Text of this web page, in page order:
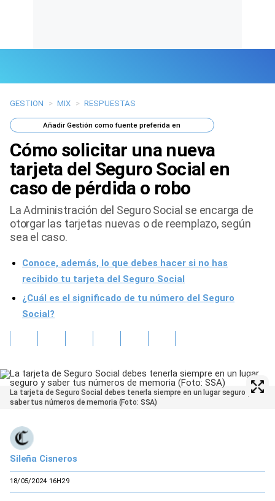
Últimas Noticias
Mi Bolsillo
Respuestas
Gente
Vida Laboral
GESTION > MIX > RESPUESTAS
AñadirGestión como fuente preferida en
Cómo solicitar una nueva
tarjeta del Seguro Social en
caso de pérdida o robo
La Administración del Seguro Social se encarga de
otorgar las tarjetas nuevas o de reemplazo, según
sea el caso.
Conoce, además, lo que debes hacer si no has
recibido tu tarjeta del Seguro Social
¿Cuál es el significado de tu número del Seguro
Social?
La tarjeta de Seguro Social debes tenerla siempre en un lugar seguro y
saber tus números de memoria (Foto: SSA)
Sileña Cisneros
18/05/2024 16H29